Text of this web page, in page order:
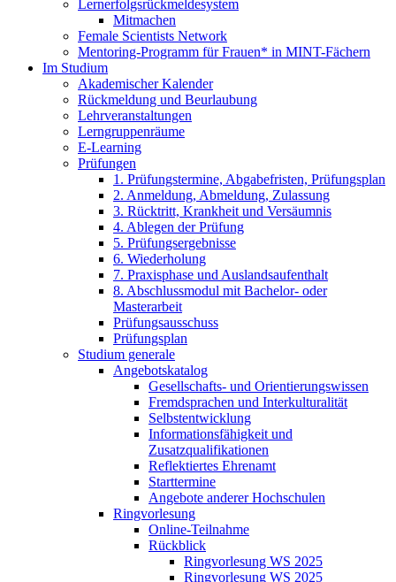
Lernerfolgsrückmeldesystem
Mitmachen
Female Scientists Network
Mentoring-Programm für Frauen* in MINT-Fächern
Im Studium
Akademischer Kalender
Rückmeldung und Beurlaubung
Lehrveranstaltungen
Lerngruppenräume
E-Learning
Prüfungen
1. Prüfungstermine, Abgabefristen, Prüfungsplan
2. Anmeldung, Abmeldung, Zulassung
3. Rücktritt, Krankheit und Versäumnis
4. Ablegen der Prüfung
5. Prüfungsergebnisse
6. Wiederholung
7. Praxisphase und Auslandsaufenthalt
8. Abschlussmodul mit Bachelor- oder
Masterarbeit
Prüfungsausschuss
Prüfungsplan
Studium generale
Angebotskatalog
Gesellschafts- und Orientierungswissen
Fremdsprachen und Interkulturalität
Selbstentwicklung
Informationsfähigkeit und
Zusatzqualifikationen
Reflektiertes Ehrenamt
Starttermine
Angebote anderer Hochschulen
Ringvorlesung
Online-Teilnahme
Rückblick
Ringvorlesung WS 2025
Ringvorlesung WS 2025